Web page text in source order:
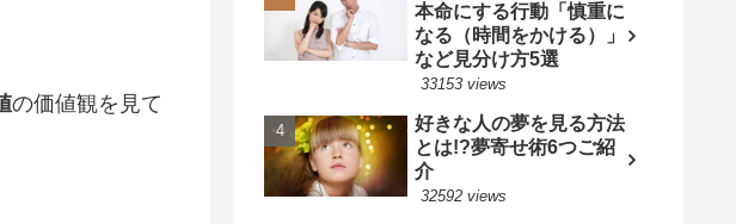
の価値観を見て
本命にする行動「慎重に
なる（時間をかける）」
など見分け方5選
33153 views
好きな人の夢を見る方法
とは!?夢寄せ術6つご紹
介
32592 views